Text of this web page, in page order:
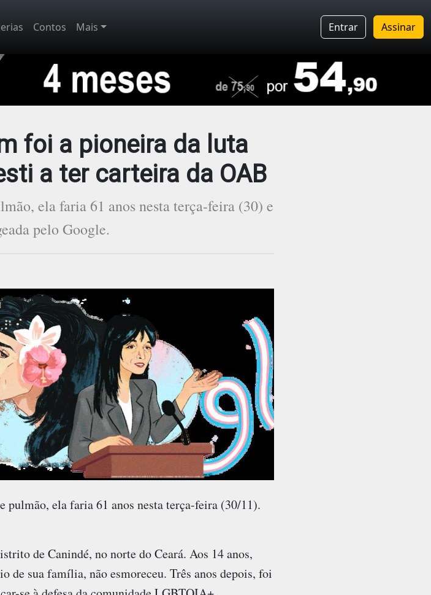
Contos Mais Entrar Assinar
foi a pioneira da luta
a ter carteira da OAB
ela faria 61 anos nesta terça-feira (30) e
pelo Google.
pulmão, ela faria 61 anos nesta terça-feira (30/11).
de Canindé, no norte do Ceará. Aos 14 anos,
de sua família, não esmoreceu. Três anos depois, foi